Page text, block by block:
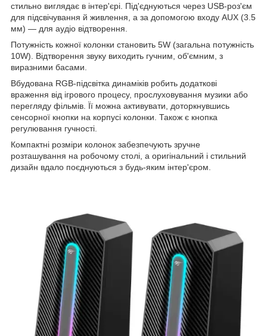
стильно виглядає в інтер'єрі. Під'єднуються через USB-роз'єм
для підсвічування й живлення, а за допомогою входу AUX (3.5
мм) — для аудіо відтворення.
Потужність кожної колонки становить 5W (загальна потужність
10W). Відтворення звуку виходить гучним, об'ємним, з
виразними басами.
Вбудована RGB-підсвітка динаміків робить додаткові
враження від ігрового процесу, прослуховування музики або
перегляду фільмів. Її можна активувати, доторкнувшись
сенсорної кнопки на корпусі колонки. Також є кнопка
регулювання гучності.
Компактні розміри колонок забезпечують зручне
розташування на робочому столі, а оригінальний і стильний
дизайн вдало поєднуються з будь-яким інтер'єром.